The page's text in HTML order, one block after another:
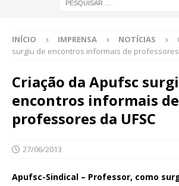
INÍCIO IMPRENSA NOTÍCIAS
surgiu de encontros informais de professores
Criação da Apufsc
encontros informais de
professores da UFSC
27/06/2013
Apufsc-Sindical – Professor, como